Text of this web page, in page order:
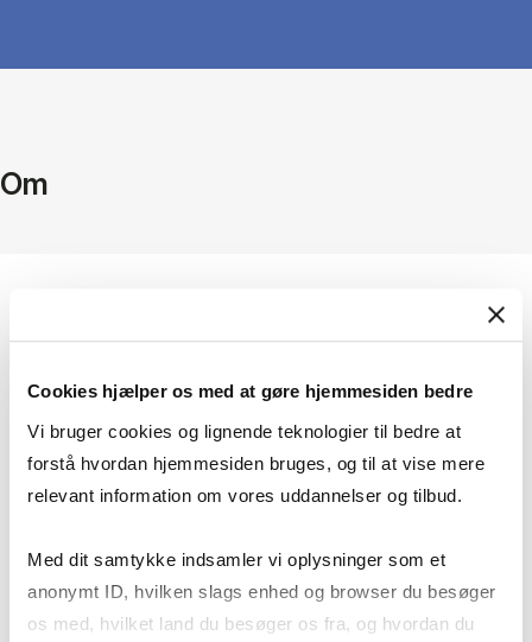
Cookies hjælper os med at gøre hjemmesiden bedre
Vi bruger cookies og lignende teknologier til bedre at
forstå hvordan hjemmesiden bruges, og til at vise mere
relevant information om vores uddannelser og tilbud.
Med dit samtykke indsamler vi oplysninger som et
anonymt ID, hvilken slags enhed og browser du besøger
os med, hvilket land du besøger os fra, og hvordan du
Om
dm.si@cbs.dk
Mobile: +4541852282
Institut for Strategi og Innovation